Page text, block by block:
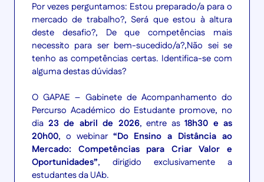
Por vezes perguntamos: Estou preparado/a para o
mercado de trabalho?,Será que estou à altura
deste desafio?, De que competências mais
necessito para ser bem-sucedido/a?,Não sei se
tenho as competências certas. Identifica-se com
alguma destas dúvidas?
O GAPAE – Gabinete de Acompanhamento do
Percurso Académico do Estudante promove, no
dia 23 de abril de 2026, entre as 18h30 e as
20h00, o webinar “Do Ensino a Distância ao
Mercado: Competências para Criar Valor e
Oportunidades”, dirigido exclusivamente a
estudantes da UAb.